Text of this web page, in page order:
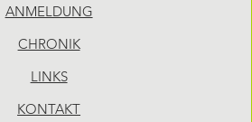
ANMELDUNG
CHRONIK
LINKS
KONTAKT